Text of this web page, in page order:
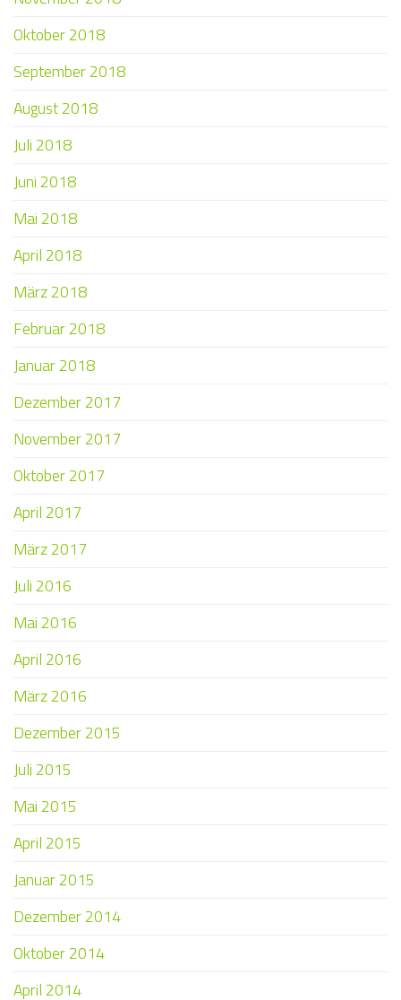
Oktober 2018
September 2018
August 2018
Juli 2018
Juni 2018
Mai 2018
April 2018
März 2018
Februar 2018
Januar 2018
Dezember 2017
November 2017
Oktober 2017
April 2017
März 2017
Juli 2016
Mai 2016
April 2016
März 2016
Dezember 2015
Juli 2015
Mai 2015
April 2015
Januar 2015
Dezember 2014
Oktober 2014
April 2014